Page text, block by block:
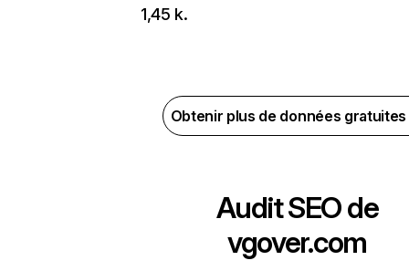
1,45 k.
Obtenir plus de données
Audit SEO de
vgover.com